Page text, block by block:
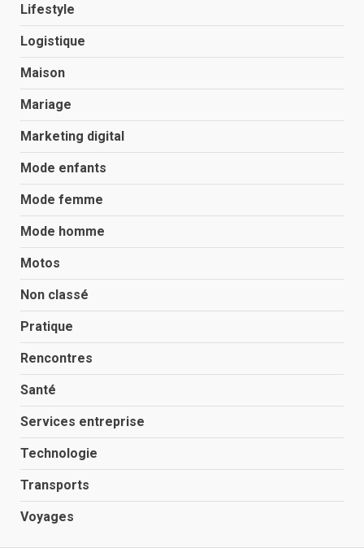
Lifestyle
Logistique
Maison
Mariage
Marketing digital
Mode enfants
Mode femme
Mode homme
Motos
Non classé
Pratique
Rencontres
Santé
Services entreprise
Technologie
Transports
Voyages